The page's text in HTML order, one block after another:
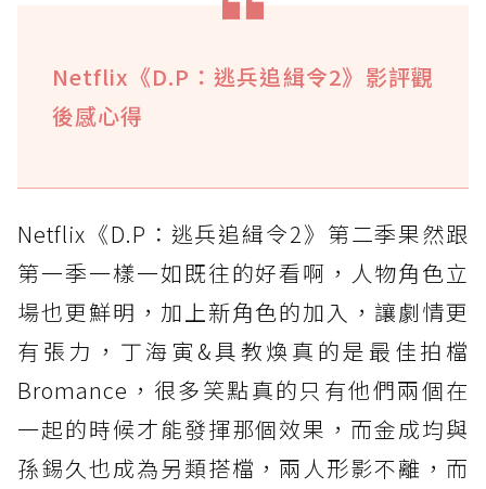
Netflix《D.P：逃兵追緝令2》影評觀
後感心得
Netflix《D.P：逃兵追緝令2》第二季果然跟
第一季一樣一如既往的好看啊，人物角色立
場也更鮮明，加上新角色的加入，讓劇情更
有張力，丁海寅&具教煥真的是最佳拍檔
Bromance，很多笑點真的只有他們兩個在
一起的時候才能發揮那個效果，而金成均與
孫錫久也成為另類搭檔，兩人形影不離，而